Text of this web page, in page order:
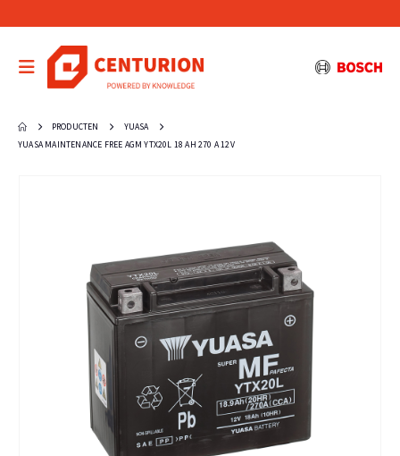
PRODUCTEN
YUASA
YUASA MAINTENANCE FREE AGM YTX20L 18 AH 270 A 12V